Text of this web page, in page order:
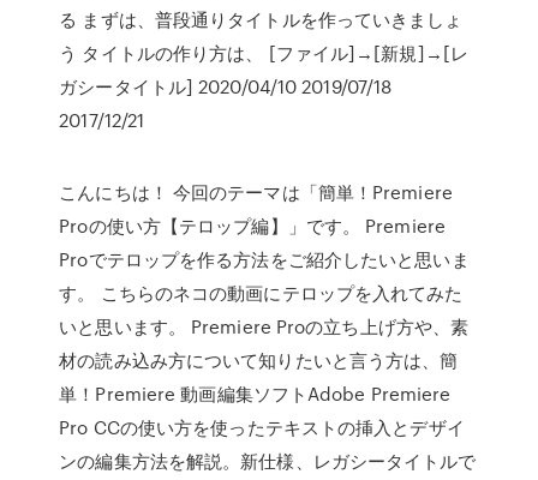
る まずは、普段通りタイトルを作っていきましょ
う タイトルの作り方は、 [ファイル]→[新規]→[レ
ガシータイトル] 2020/04/10 2019/07/18
2017/12/21
こんにちは！ 今回のテーマは「簡単！Premiere
Proの使い方【テロップ編】」です。 Premiere
Proでテロップを作る方法をご紹介したいと思いま
す。 こちらのネコの動画にテロップを入れてみた
いと思います。 Premiere Proの立ち上げ方や、素
材の読み込み方について知りたいと言う方は、簡
単！Premiere 動画編集ソフトAdobe Premiere
Pro CCの使い方を使ったテキストの挿入とデザイ
ンの編集方法を解説。新仕様、レガシータイトルで